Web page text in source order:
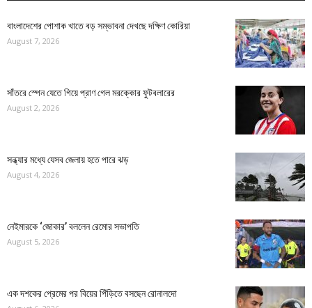
বাংলাদেশের পোশাক খাতে বড় সম্ভাবনা দেখছে দক্ষিণ কোরিয়া
August 7, 2026
সাঁতরে স্পেন যেতে গিয়ে প্রাণ গেল মরক্কোর ফুটবলারের
August 2, 2026
সন্ধ্যার মধ্যে যেসব জেলায় হতে পারে ঝড়
August 4, 2026
নেইমারকে ‘জোকার’ বললেন রেমোর সভাপতি
August 5, 2026
এক দশকের প্রেমের পর বিয়ের পিঁড়িতে বসছেন রোনালদো